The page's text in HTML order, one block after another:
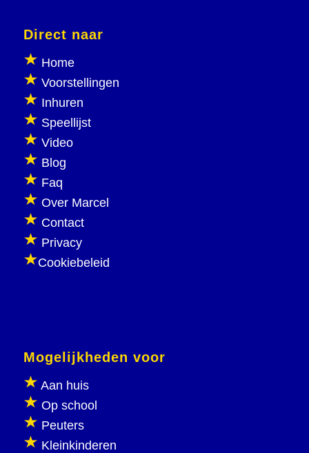
Direct naar
Home
Voorstellingen
Inhuren
Speellijst
Video
Blog
Faq
Over Marcel
Contact
Privacy
Cookiebeleid
Mogelijkheden voor
Aan huis
Op school
Peuters
Kleinkinderen